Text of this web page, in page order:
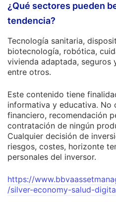
¿Qué sectores pueden
tendencia?
Tecnología sanitaria,
biotecnología, robótica,
vivienda adaptada, seguros
entre otros.
Este contenido tiene
informativa y educativa. No
financiero, recomendación
contratación de ningún
Cualquier decisión de
riesgos, costes, horizonte
personales del inversor.
https://
/silver-economy-salud-